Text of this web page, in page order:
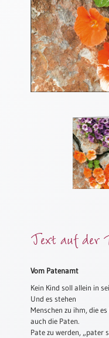
Begleitung
Meditation
Stille
Lyrik
Trauer
Taufe
Schulanfang
Kindergeburtstag
Text auf der
Vom Patenamt
Kein Kind soll allein in
Und es stehen
Menschen zu ihm, die
auch die Paten.
Pate zu werden, „pater